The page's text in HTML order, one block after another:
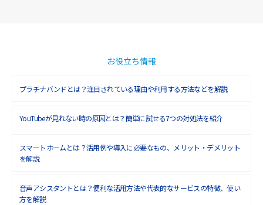
お役立ち情報
プラチナバンドとは？注目されている理由や利用する方法などを解説
YouTubeが見れない時の原因とは？簡単に試せる7つの対処法を紹介
スマートホームとは？活用例や導入に必要なもの、メリット・デメリット
を解説
音声アシスタントとは？便利な活用方法や代表的なサービスの特徴、使い
方を解説